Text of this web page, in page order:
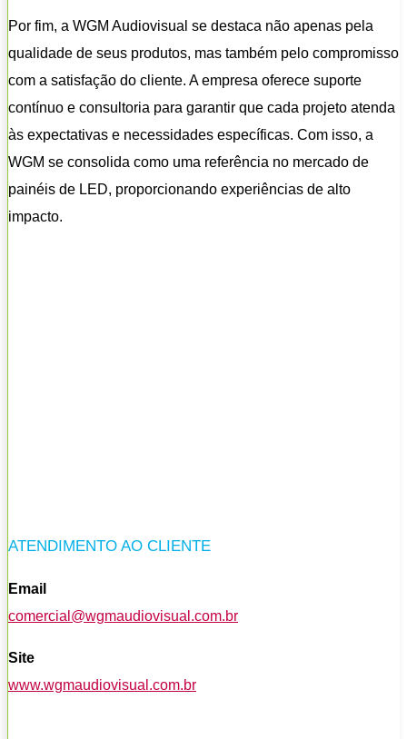
Por fim, a WGM Audiovisual se destaca não apenas pela
qualidade de seus produtos, mas também pelo compromisso
com a satisfação do cliente. A empresa oferece suporte
contínuo e consultoria para garantir que cada projeto atenda
às expectativas e necessidades específicas. Com isso, a
WGM se consolida como uma referência no mercado de
painéis de LED, proporcionando experiências de alto
impacto.
ATENDIMENTO AO CLIENTE
Email
comercial@wgmaudiovisual.com.br
Site
www.wgmaudiovisual.com.br